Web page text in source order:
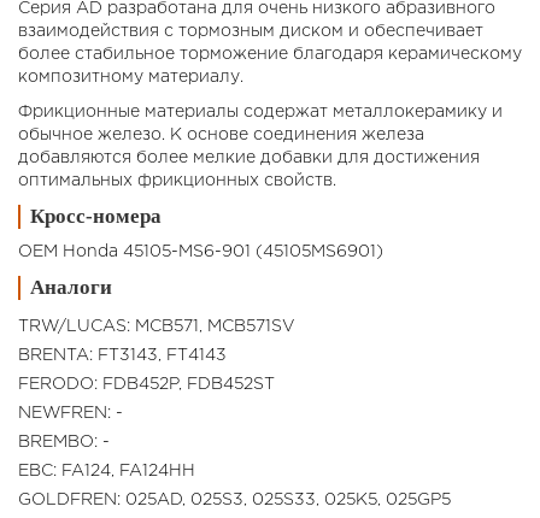
Серия AD разработана для очень низкого абразивного
взаимодействия с тормозным диском и обеспечивает
более стабильное торможение благодаря керамическому
композитному материалу.
Фрикционные материалы содержат металлокерамику и
обычное железо. К основе соединения железа
добавляются более мелкие добавки для достижения
оптимальных фрикционных свойств.
Кросс-номера
OEM Honda 45105-MS6-901 (45105MS6901)
Аналоги
TRW/LUCAS: MCB571, MCB571SV
BRENTA: FT3143, FT4143
FERODO: FDB452P, FDB452ST
NEWFREN: -
BREMBO: -
EBC: FA124, FA124HH
GOLDFREN: 025AD, 025S3, 025S33, 025K5, 025GP5